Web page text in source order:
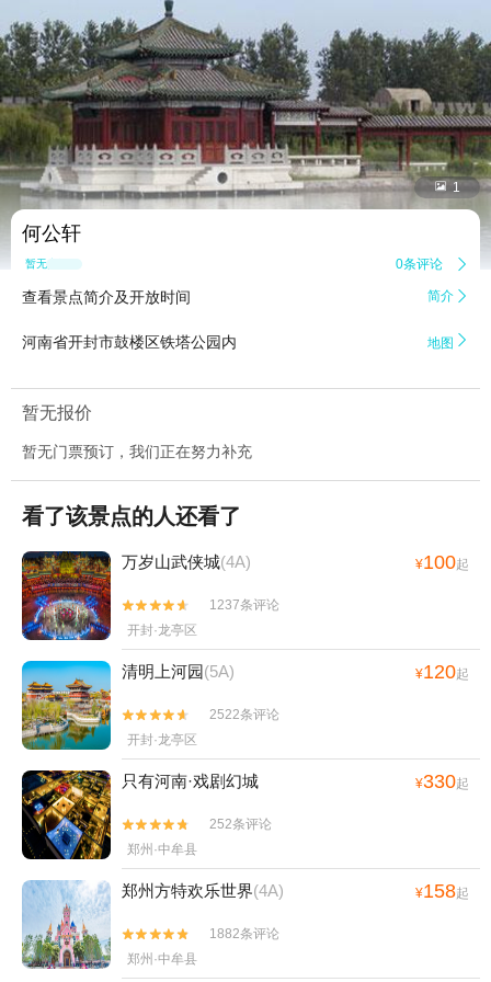
 1
何公轩
暂无点评 0条评论 
查看景点简介及开放时间 简介 
河南省开封市鼓楼区铁塔公园内 地图 
暂无报价
暂无门票预订，我们正在努力补充
看了该景点的人还看了
万岁山武侠城(4A) ¥100起


1237条评论
开封·龙亭区
清明上河园(5A) ¥120起


2522条评论
开封·龙亭区
只有河南·戏剧幻城 ¥330起


252条评论
郑州·中牟县
郑州方特欢乐世界(4A) ¥158起


1882条评论
郑州·中牟县
